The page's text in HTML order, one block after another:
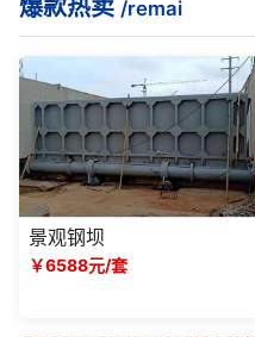
爆款热卖 /remai
景观钢坝
￥6588元/套